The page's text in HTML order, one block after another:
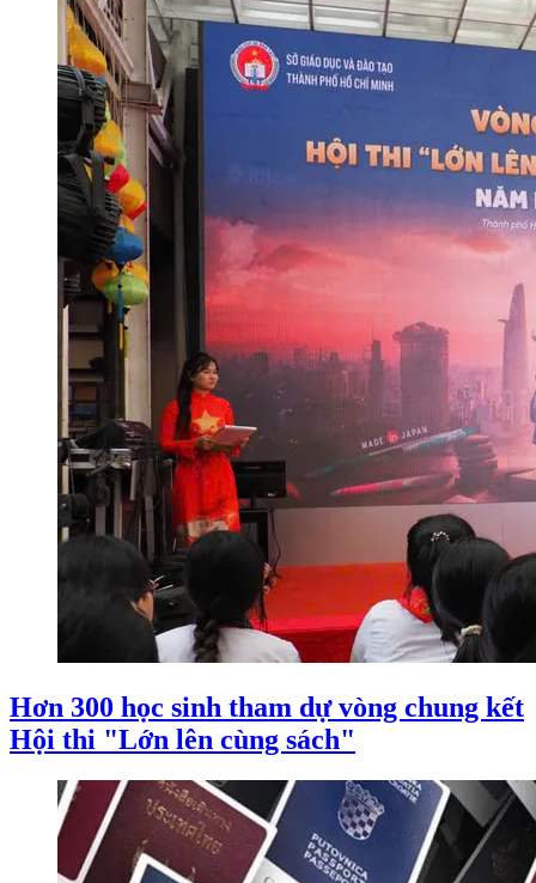
Hơn 300 học sinh tham dự vòng chung kết
Hội thi "Lớn lên cùng sách"